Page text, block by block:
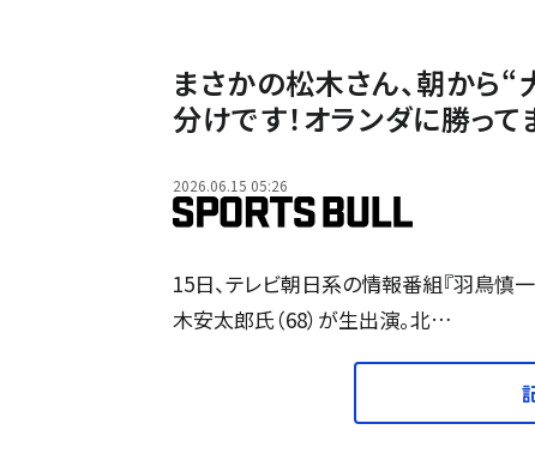
まさかの松木さん、朝から
分けです！オランダに勝っ
2026.06.15 05:26
15日、テレビ朝日系の情報番組『羽鳥慎
木安太郎氏（68）が生出演。北…